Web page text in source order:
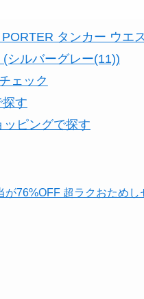
タンカー ウエ
(シルバーグレー(11))
ェック
す
ッピングで探す
が76%OFF 超ラクおためし